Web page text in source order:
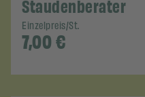
Staudenberater
Einzelpreis/St.
7,00€